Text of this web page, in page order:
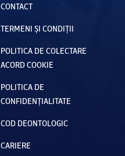
CONTACT
TERMENI ȘI CONDIȚII
POLITICA DE COLECTARE
ACORD COOKIE
POLITICA DE
CONFIDENȚIALITATE
COD DEONTOLOGIC
CARIERE